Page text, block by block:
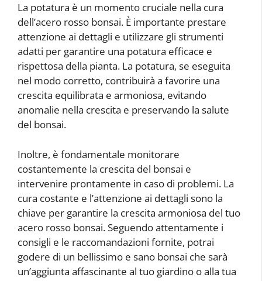
La potatura è un momento cruciale nella cura
dell’acero rosso bonsai. È importante prestare
attenzione ai dettagli e utilizzare gli strumenti
adatti per garantire una potatura efficace e
rispettosa della pianta. La potatura, se eseguita
nel modo corretto, contribuirà a favorire una
crescita equilibrata e armoniosa, evitando
anomalie nella crescita e preservando la salute
del bonsai.
Inoltre, è fondamentale monitorare
costantemente la crescita del bonsai e
intervenire prontamente in caso di problemi. La
cura costante e l’attenzione ai dettagli sono la
chiave per garantire la crescita armoniosa del tuo
acero rosso bonsai. Seguendo attentamente i
consigli e le raccomandazioni fornite, potrai
godere di un bellissimo e sano bonsai che sarà
un’aggiunta affascinante al tuo giardino o alla tua